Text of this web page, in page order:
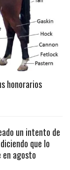
honorarios
un intento de
que lo
en agosto